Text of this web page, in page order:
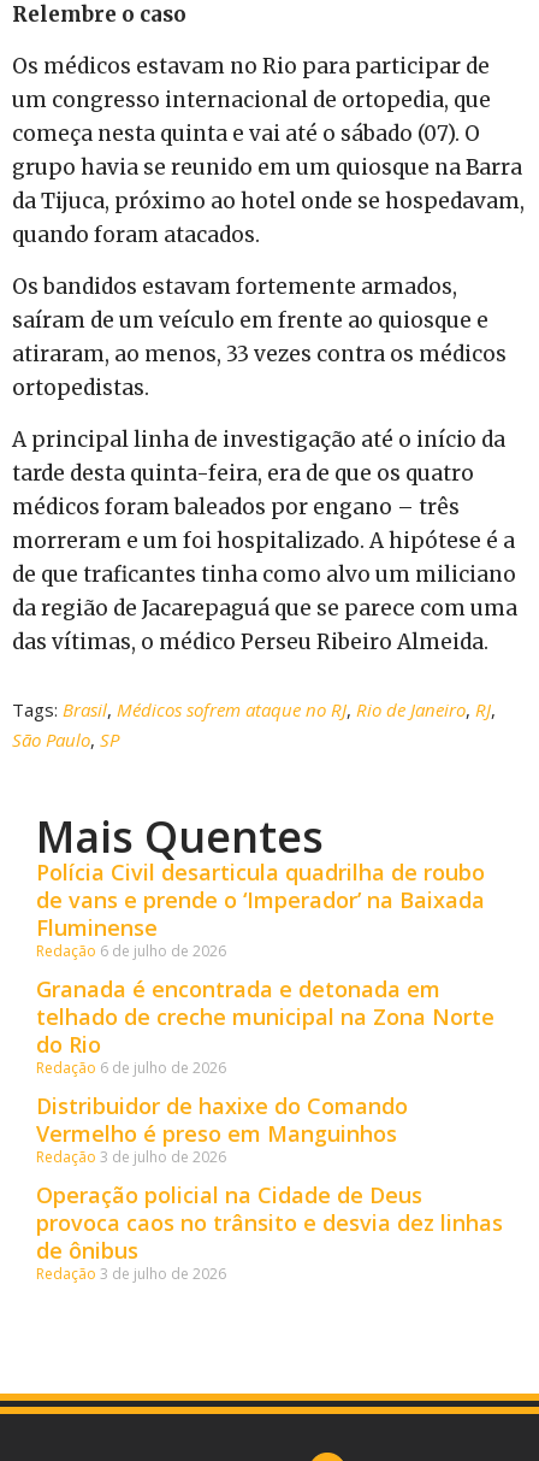
Relembre o caso
Os médicos estavam no Rio para participar de
um congresso internacional de ortopedia, que
começa nesta quinta e vai até o sábado (07). O
grupo havia se reunido em um quiosque na Barra
da Tijuca, próximo ao hotel onde se hospedavam,
quando foram atacados.
Os bandidos estavam fortemente armados,
saíram de um veículo em frente ao quiosque e
atiraram, ao menos, 33 vezes contra os médicos
ortopedistas.
A principal linha de investigação até o início da
tarde desta quinta-feira, era de que os quatro
médicos foram baleados por engano – três
morreram e um foi hospitalizado. A hipótese é a
de que traficantes tinha como alvo um miliciano
da região de Jacarepaguá que se parece com uma
das vítimas, o médico Perseu Ribeiro Almeida.
Tags: Brasil, Médicos sofrem ataque no RJ, Rio de Janeiro, RJ,
São Paulo, SP
Mais Quentes
Polícia Civil desarticula quadrilha de roubo
de vans e prende o ‘Imperador’ na Baixada
Fluminense
Redação 6 de julho de 2026
Granada é encontrada e detonada em
telhado de creche municipal na Zona Norte
do Rio
Redação 6 de julho de 2026
Distribuidor de haxixe do Comando
Vermelho é preso em Manguinhos
Redação 3 de julho de 2026
Operação policial na Cidade de Deus
provoca caos no trânsito e desvia dez linhas
de ônibus
Redação 3 de julho de 2026